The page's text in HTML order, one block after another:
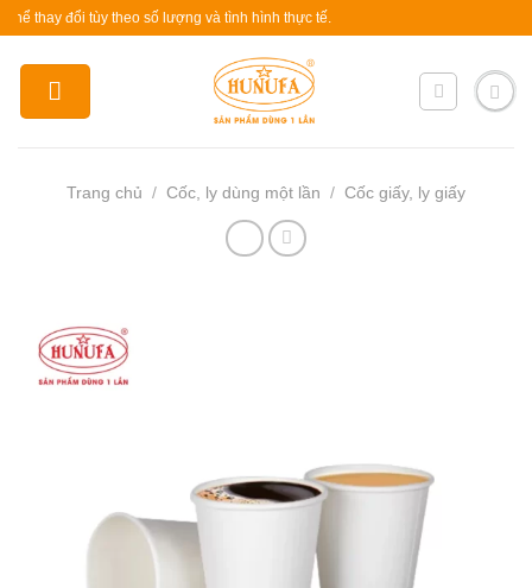
Skip
content
đổi tùy theo số lượng và tình hình thực tế.
Trang chủ / Cốc, ly dùng một lần / Cốc giấy, ly giấy